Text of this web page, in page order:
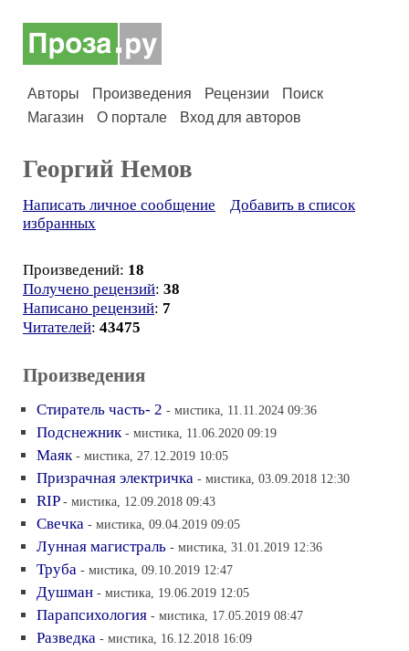
Авторы Произведения Рецензии
Поиск
Магазин
О портале Вход для авторов
Георгий Немов
Написать личное сообщение
Добавить в список
избранных
Произведений: 18
Получено рецензий: 38
Написано рецензий: 7
Читателей: 43475
Произведения
Стиратель часть- 2 - мистика, 11.11.2024 09:36
Подснежник - мистика, 11.06.2020 09:19
Маяк - мистика, 27.12.2019 10:05
Призрачная электричка - мистика, 03.09.2018 12:30
RIP - мистика, 12.09.2018 09:43
Свечка - мистика, 09.04.2019 09:05
Лунная магистраль - мистика, 31.01.2019 12:36
Труба - мистика, 09.10.2019 12:47
Душман - мистика, 19.06.2019 12:05
Парапсихология - мистика, 17.05.2019 08:47
Разведка - мистика, 16.12.2018 16:09